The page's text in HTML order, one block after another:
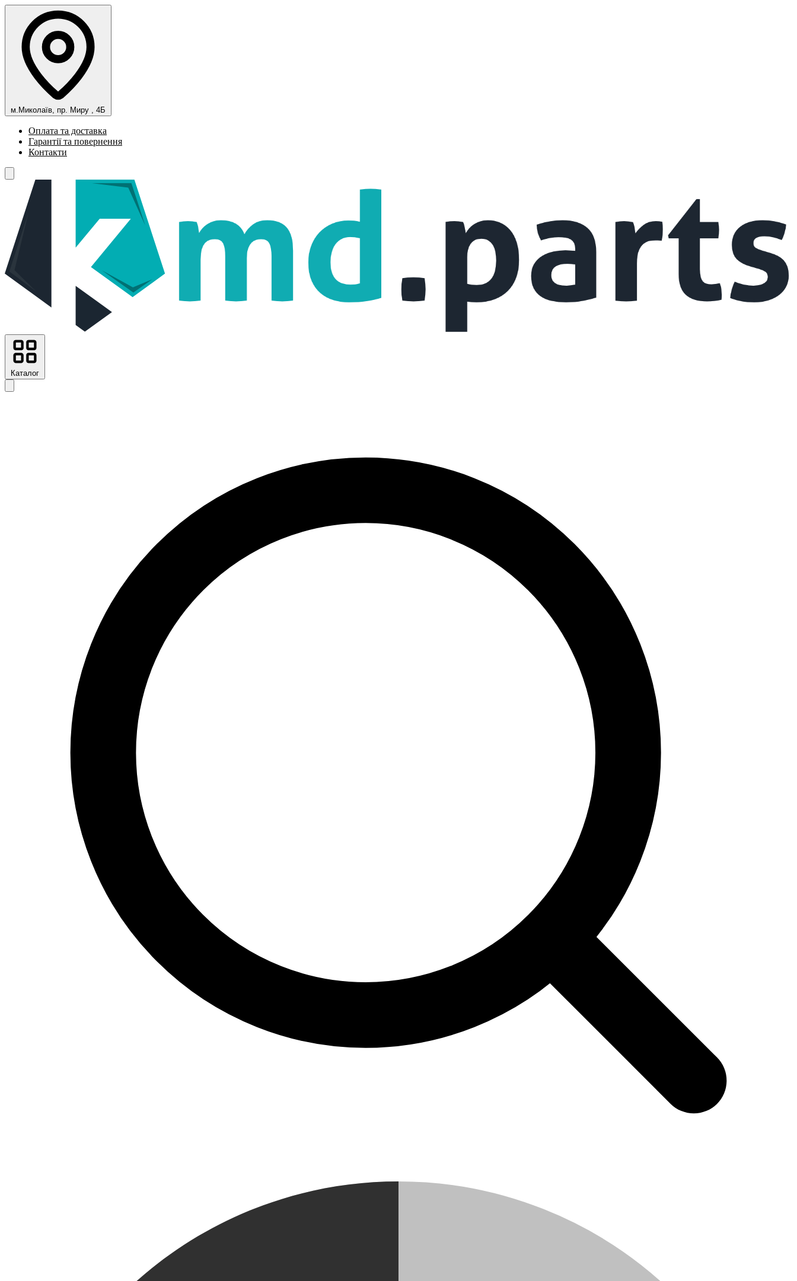
м.Миколаїв, пр. Миру , 4Б
Оплата та доставка
Гарантії та повернення
Контакти
Каталог